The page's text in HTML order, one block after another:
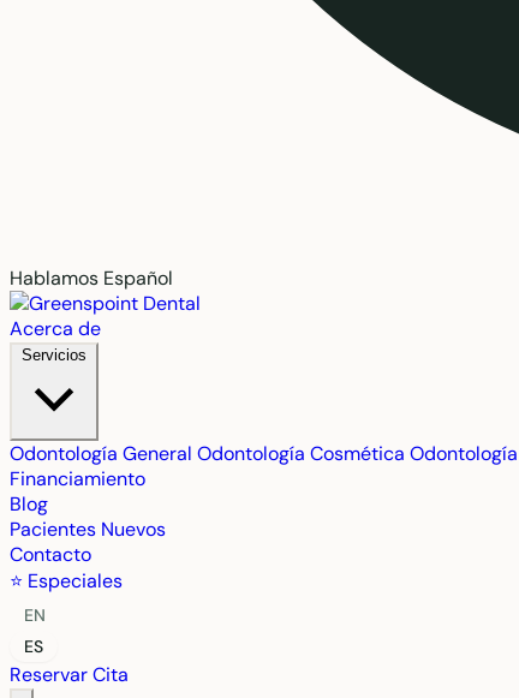
Hablamos Español
Acerca de
Servicios
Odontología General Odontología Cosmética
Financiamiento
Blog
Pacientes Nuevos
Contacto
⭐ Especiales
EN
ES
Reservar Cita